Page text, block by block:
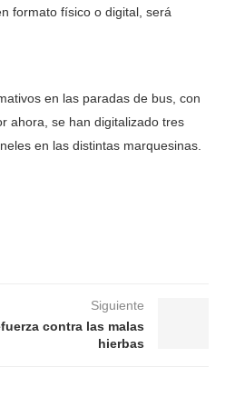
formato físico o digital, será
en las paradas de bus, con
ahora, se han digitalizado tres
en las distintas marquesinas.
Siguiente
contra las malas
hierbas